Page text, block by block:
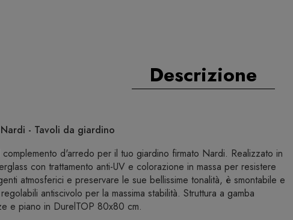
Descrizione
- Tavoli da giardino
d'arredo per il tuo giardino firmato Nardi. Realizzato in
con trattamento anti-UV e colorazione in massa per resistere
atmosferici e preservare le sue bellissime tonalità, è smontabile e
antiscivolo per la massima stabilità. Struttura a gamba
e piano in DurelTOP 80x80 cm.